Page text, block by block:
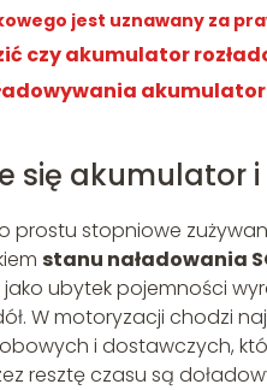
jest uznawany za
czy akumulator
się akumulator
prostu stopniowe
stanu naładowania
ubytek pojemności
W motoryzacji chodzi
i dostawczych,
resztę czasu są